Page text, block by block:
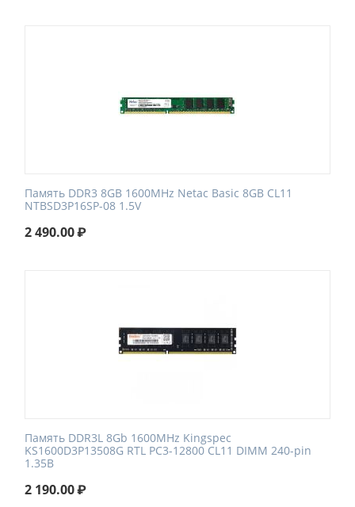
Память DDR3 8GB 1600MHz Netac Basic 8GB CL11
NTBSD3P16SP-08 1.5V
2 490.00₽
Память DDR3L 8Gb 1600MHz Kingspec
KS1600D3P13508G RTL PC3-12800 CL11 DIMM 240-pin
1.35В
2 190.00₽